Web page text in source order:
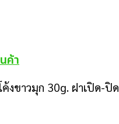
ค้า
งขาวมุก 30g. ฝาเปิด-ปิด